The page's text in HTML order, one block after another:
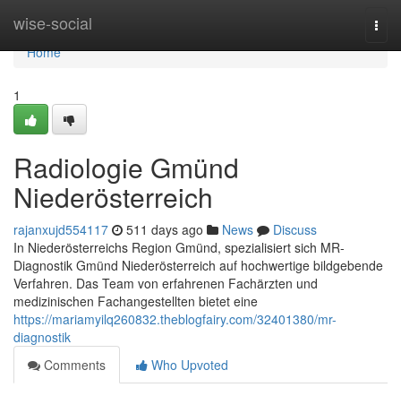
wise-social
Home
Home
1
Radiologie Gmünd
Niederösterreich
rajanxujd554117 511 days ago News
Discuss
In Niederösterreichs Region Gmünd, spezialisiert sich MR-
Diagnostik Gmünd Niederösterreich auf hochwertige bildgebende
Verfahren. Das Team von erfahrenen Fachärzten und
medizinischen Fachangestellten bietet eine
https://mariamyilq260832.theblogfairy.com/32401380/mr-
diagnostik
Comments
Who Upvoted